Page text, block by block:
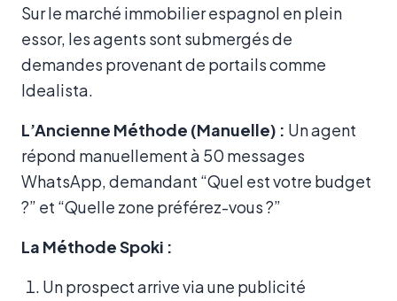
Sur le marché immobilier espagnol en plein
essor, les agents sont submergés de
demandes provenant de portails comme
Idealista.
L’Ancienne Méthode (Manuelle) : Un agent
répond manuellement à 50 messages
WhatsApp, demandant “Quel est votre budget
?” et “Quelle zone préférez-vous ?”
La Méthode Spoki :
Un prospect arrive via une publicité